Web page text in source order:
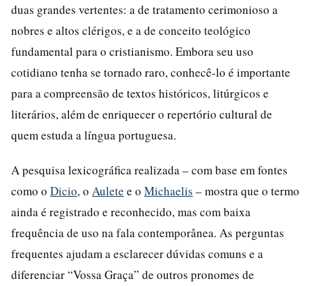
duas grandes vertentes: a de tratamento cerimonioso a
nobres e altos clérigos, e a de conceito teológico
fundamental para o cristianismo. Embora seu uso
cotidiano tenha se tornado raro, conhecê-lo é importante
para a compreensão de textos históricos, litúrgicos e
literários, além de enriquecer o repertório cultural de
quem estuda a língua portuguesa.
A pesquisa lexicográfica realizada – com base em fontes
como o Dicio, o Aulete e o Michaelis – mostra que o termo
ainda é registrado e reconhecido, mas com baixa
frequência de uso na fala contemporânea. As perguntas
frequentes ajudam a esclarecer dúvidas comuns e a
diferenciar “Vossa Graça” de outros pronomes de